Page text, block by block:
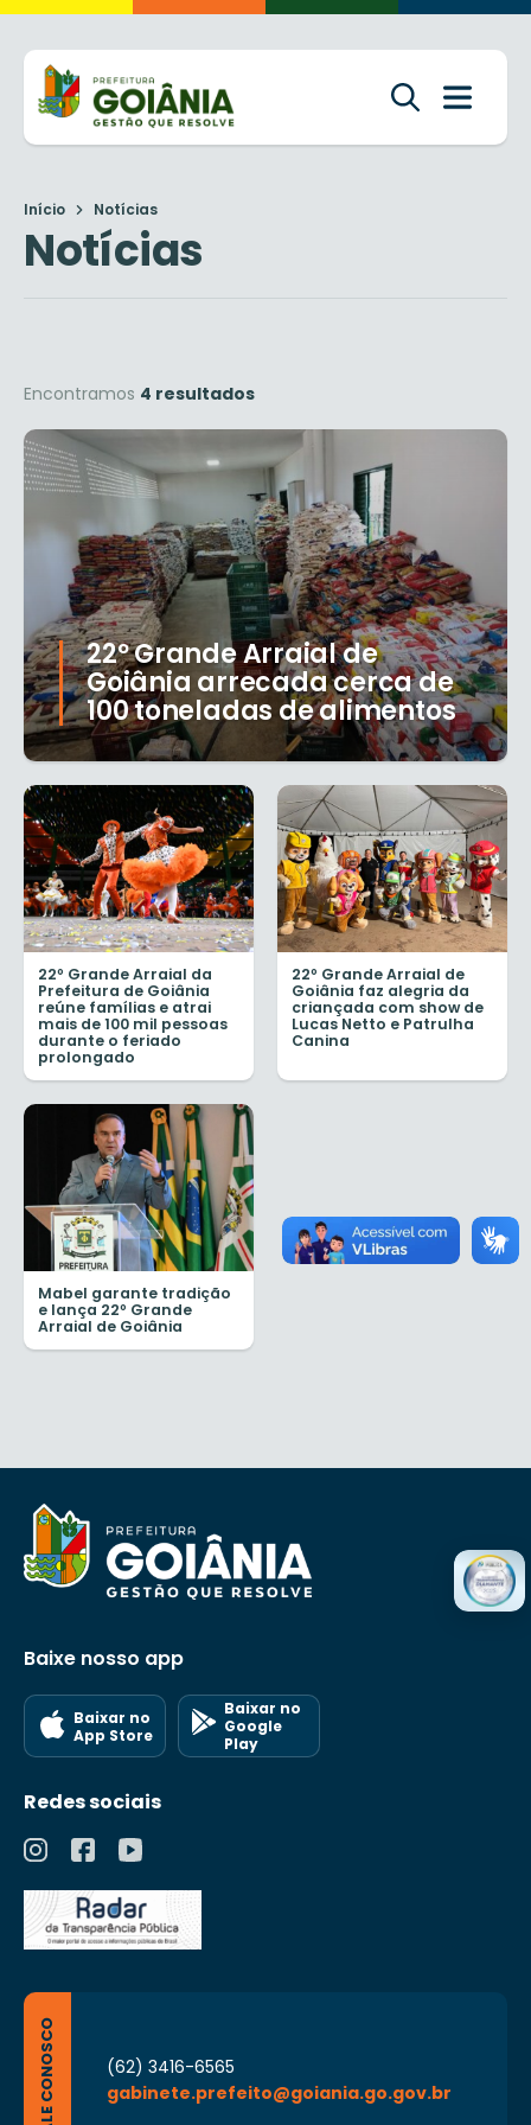
Início Notícias
Notícias
Encontramos 4 resultados
22º Grande Arraial de
Goiânia arrecada cerca de
100 toneladas de alimentos
22º Grande Arraial da
Prefeitura de Goiânia
reúne famílias e atrai
mais de 100 mil pessoas
durante o feriado
prolongado
22º Grande Arraial de
Goiânia faz alegria da
criançada com show de
Lucas Netto e Patrulha
Canina
Mabel garante tradição
e lança 22º Grande
Arraial de Goiânia
Baixe nosso app
Baixar no
App Store
Baixar no
Google
Play
Redes sociais
FALE CONOSCO
(62) 3416-6565
gabinete.prefeito@goiania.go.gov.br